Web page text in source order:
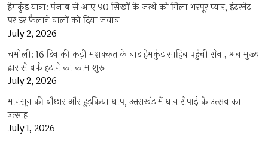
हेमकुंड यात्रा: पंजाब से आए 90 सिखों के जत्थे को मिला भरपूर प्यार, इंटरनेट
पर डर फैलाने वालों को दिया जवाब
July 2, 2026
चमोली: 16 दिन की कड़ी मशक्कत के बाद हेमकुंड साहिब पहुंची सेना, अब मुख्य
द्वार से बर्फ हटाने का काम शुरू
July 2, 2026
मानसून की बौछार और हुड़किया थाप, उत्तराखंड में धान रोपाई के उत्सव का
उत्साह
July 1, 2026